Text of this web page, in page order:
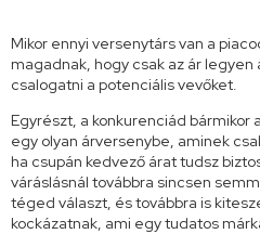
Mikor ennyi versenytárs van a
magadnak, hogy csak az ár
csalogatni a potenciális vevőket.
Egyrészt, a konkurenciád bármikor
egy olyan árversenybe, aminek
ha csupán kedvező árat tudsz
váráslásnál továbbra sincsen
téged választ, és továbbra is
kockázatnak, ami egy tudatos